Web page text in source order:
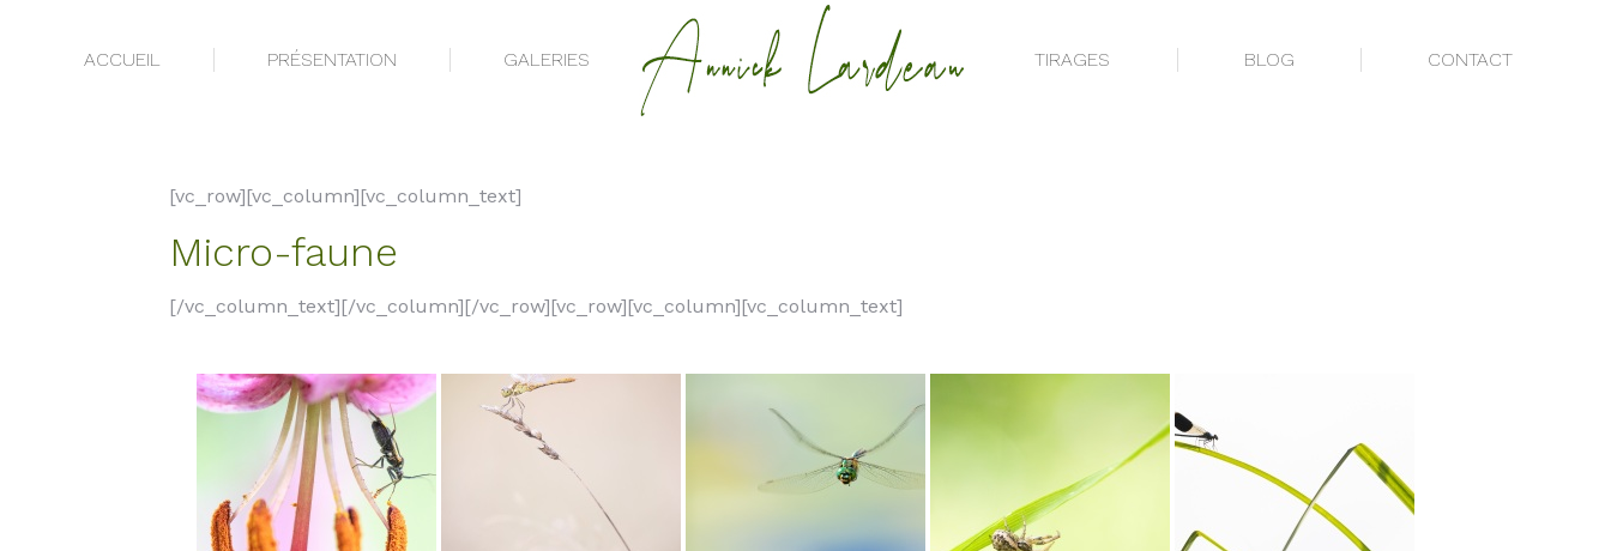
ACCUEIL PRÉSENTATION GALERIES TIRAGES BLOG CONTACT
[vc_row][vc_column][vc_column_text]
Micro-faune
[/vc_column_text][/vc_column][/vc_row][vc_row][vc_column][vc_column_text]
ACCUEIL PRÉSENTATION GALERIES TIRAGES BLOG CONTACT